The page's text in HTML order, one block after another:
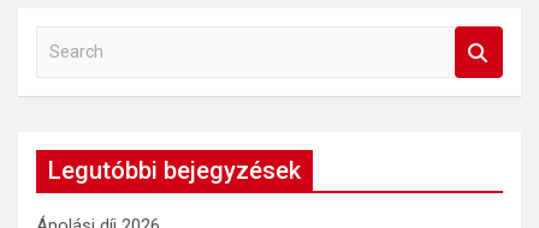
a
h
Legutóbbi bejegyzések